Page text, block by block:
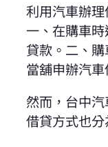
利用汽車辦理
一、在購車
貸款。二、
當舖申辦汽車
然而，台中
借貸方式也分